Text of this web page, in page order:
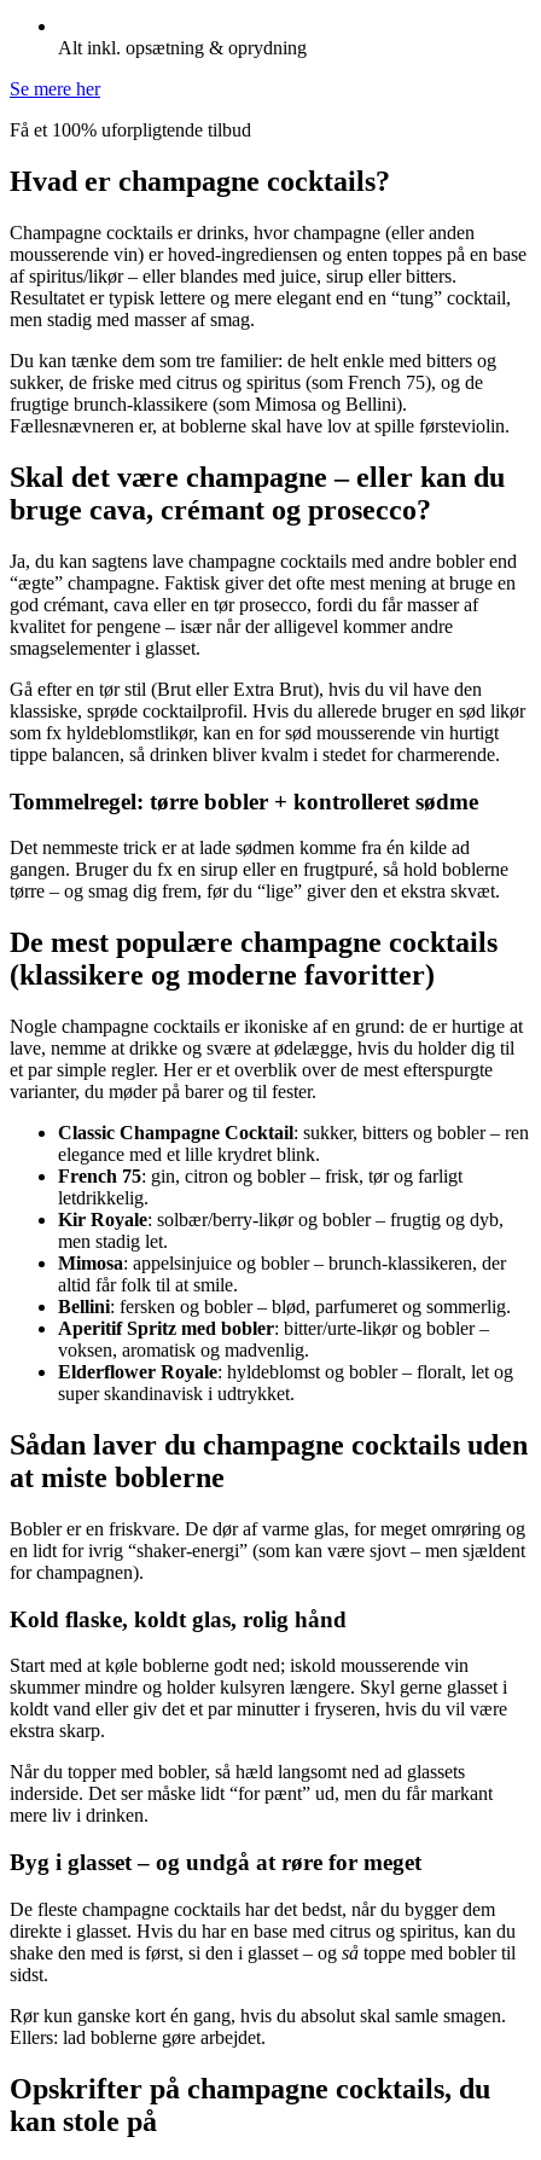
Alt inkl. opsætning & oprydning
Se mere her
Få et 100% uforpligtende tilbud
Hvad er champagne cocktails?
Champagne cocktails er drinks, hvor champagne (eller anden
mousserende vin) er hoved-ingrediensen og enten toppes på en base
af spiritus/likør – eller blandes med juice, sirup eller bitters.
Resultatet er typisk lettere og mere elegant end en “tung” cocktail,
men stadig med masser af smag.
Du kan tænke dem som tre familier: de helt enkle med bitters og
sukker, de friske med citrus og spiritus (som French 75), og de
frugtige brunch-klassikere (som Mimosa og Bellini).
Fællesnævneren er, at boblerne skal have lov at spille førsteviolin.
Skal det være champagne – eller kan du
bruge cava, crémant og prosecco?
Ja, du kan sagtens lave champagne cocktails med andre bobler end
“ægte” champagne. Faktisk giver det ofte mest mening at bruge en
god crémant, cava eller en tør prosecco, fordi du får masser af
kvalitet for pengene – især når der alligevel kommer andre
smagselementer i glasset.
Gå efter en tør stil (Brut eller Extra Brut), hvis du vil have den
klassiske, sprøde cocktailprofil. Hvis du allerede bruger en sød likør
som fx hyldeblomstlikør, kan en for sød mousserende vin hurtigt
tippe balancen, så drinken bliver kvalm i stedet for charmerende.
Tommelregel: tørre bobler + kontrolleret sødme
Det nemmeste trick er at lade sødmen komme fra én kilde ad
gangen. Bruger du fx en sirup eller en frugtpuré, så hold boblerne
tørre – og smag dig frem, før du “lige” giver den et ekstra skvæt.
De mest populære champagne cocktails
(klassikere og moderne favoritter)
Nogle champagne cocktails er ikoniske af en grund: de er hurtige at
lave, nemme at drikke og svære at ødelægge, hvis du holder dig til
et par simple regler. Her er et overblik over de mest efterspurgte
varianter, du møder på barer og til fester.
Classic Champagne Cocktail: sukker, bitters og bobler – ren
elegance med et lille krydret blink.
French 75: gin, citron og bobler – frisk, tør og farligt
letdrikkelig.
Kir Royale: solbær/berry-likør og bobler – frugtig og dyb,
men stadig let.
Mimosa: appelsinjuice og bobler – brunch-klassikeren, der
altid får folk til at smile.
Bellini: fersken og bobler – blød, parfumeret og sommerlig.
Aperitif Spritz med bobler: bitter/urte-likør og bobler –
voksen, aromatisk og madvenlig.
Elderflower Royale: hyldeblomst og bobler – floralt, let og
super skandinavisk i udtrykket.
Sådan laver du champagne cocktails uden
at miste boblerne
Bobler er en friskvare. De dør af varme glas, for meget omrøring og
en lidt for ivrig “shaker-energi” (som kan være sjovt – men sjældent
for champagnen).
Kold flaske, koldt glas, rolig hånd
Start med at køle boblerne godt ned; iskold mousserende vin
skummer mindre og holder kulsyren længere. Skyl gerne glasset i
koldt vand eller giv det et par minutter i fryseren, hvis du vil være
ekstra skarp.
Når du topper med bobler, så hæld langsomt ned ad glassets
inderside. Det ser måske lidt “for pænt” ud, men du får markant
mere liv i drinken.
Byg i glasset – og undgå at røre for meget
De fleste champagne cocktails har det bedst, når du bygger dem
direkte i glasset. Hvis du har en base med citrus og spiritus, kan du
shake den med is først, si den i glasset – og så toppe med bobler til
sidst.
Rør kun ganske kort én gang, hvis du absolut skal samle smagen.
Ellers: lad boblerne gøre arbejdet.
Opskrifter på champagne cocktails, du
kan stole på